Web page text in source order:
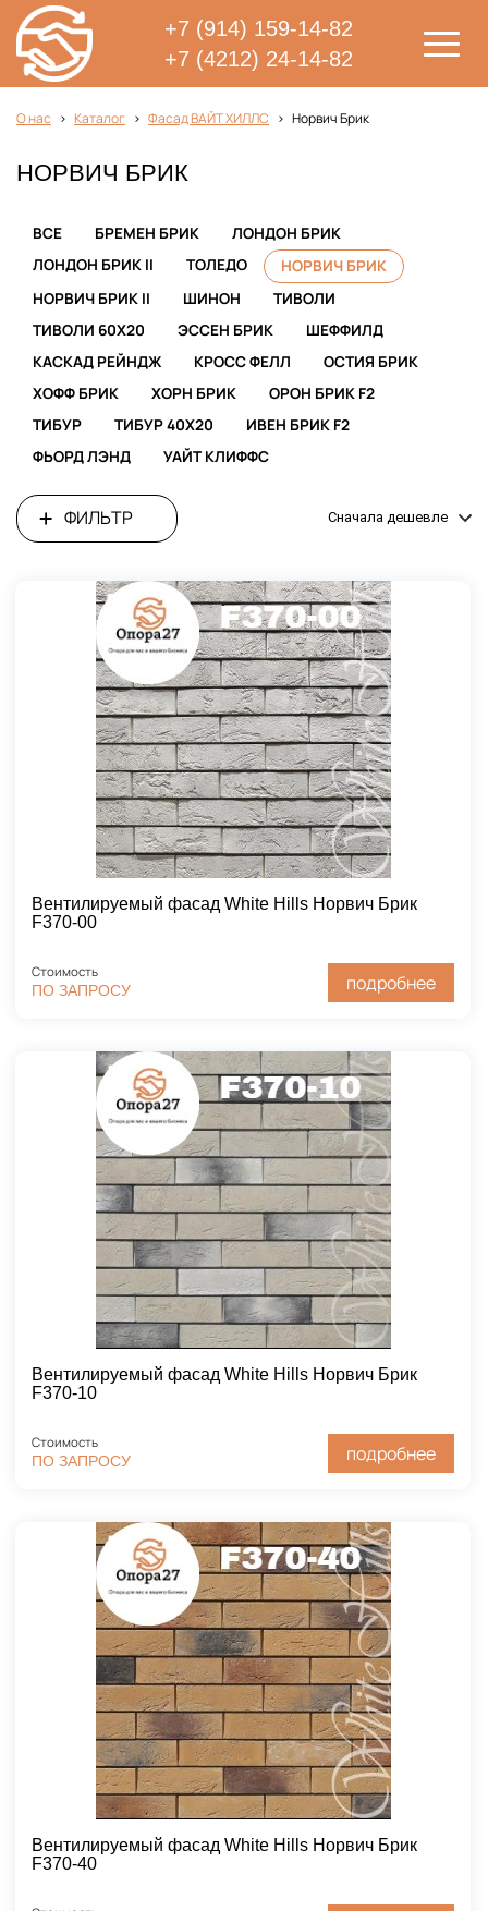
+7 (914) 159-14-82
+7 (4212) 24-14-82
О нас Каталог Фасад ВАЙТ ХИЛЛС Норвич Брик
НОРВИЧ БРИК
ВСЕ БРЕМЕН БРИК
ЛОНДОН БРИК
ЛОНДОН БРИК II
ТОЛЕДО
НОРВИЧ БРИК
НОРВИЧ БРИК II
ШИНОН
ТИВОЛИ
ТИВОЛИ 60Х20
ЭССЕН БРИК
ШЕФФИЛД
КАСКАД РЕЙНДЖ
КРОСС ФЕЛЛ
ОСТИЯ БРИК
ХОФФ БРИК
ХОРН БРИК
ОРОН БРИК F2
ТИБУР
ТИБУР 40X20
ИВЕН БРИК F2
ФЬОРД ЛЭНД
УАЙТ КЛИФФС
ФИЛЬТР Сначала дешевле
Вентилируемый фасад White Hills Норвич Брик
F370-00
Стоимость
ПО ЗАПРОСУ
подробнее
Вентилируемый фасад White Hills Норвич Брик
F370-10
Стоимость
ПО ЗАПРОСУ
подробнее
Вентилируемый фасад White Hills Норвич Брик
F370-40